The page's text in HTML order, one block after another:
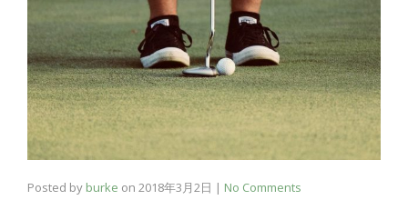
Posted by burke on 2018年3月2日 | No Comments